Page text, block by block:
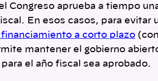
Congreso aprueba a tiempo
En esos casos, para evitar
a corto plazo
mantener el gobierno
el año fiscal sea aprobado.